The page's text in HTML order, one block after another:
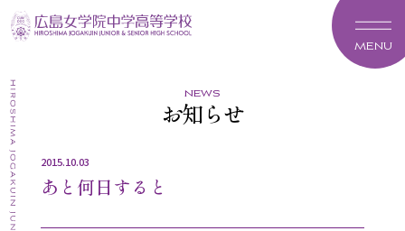
MENU
news
お知らせ
2015.10.03
あと何日すると